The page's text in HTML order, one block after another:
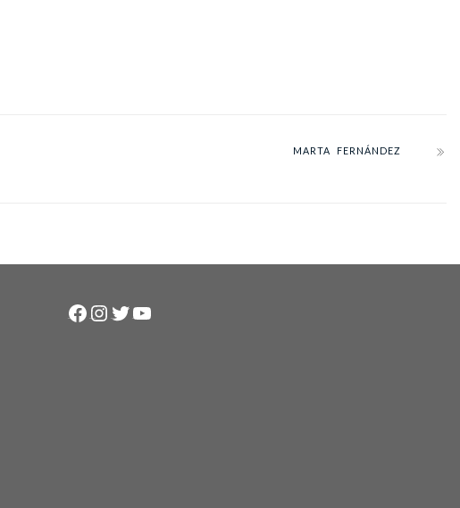
MARTA FERNÁNDEZ
Facebook
Instagram
Twitter
YouTube